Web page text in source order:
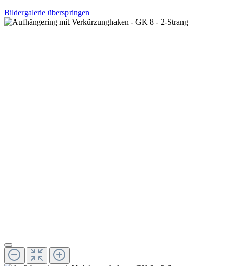
Bildergalerie überspringen